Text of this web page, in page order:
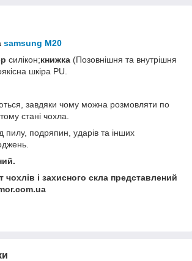
samsung M20
силікон;книжка (Позовнішня та внутрішня
шкіра PU.
завдяки чому можна розмовляти по
стані чохла.
пилу, подряпин, ударів та інших
чохлів і захисного скла представлений